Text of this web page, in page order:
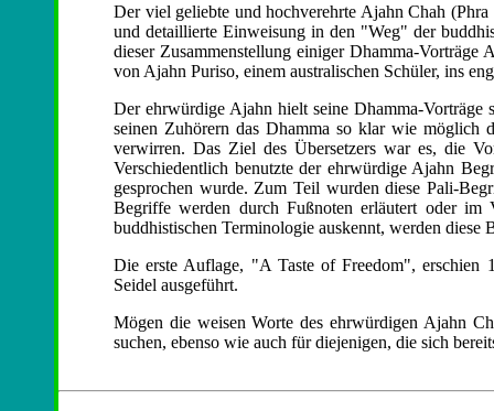
Der viel geliebte und hochverehrte Ajahn Chah
und detaillierte Einweisung in den "Weg" der
dieser Zusammenstellung einiger Dhamma-Vorträge
von Ajahn Puriso, einem australischen Schüler, ins
Der ehrwürdige Ajahn hielt seine Dhamma-Vorträge
seinen Zuhörern das Dhamma so klar wie möglich
verwirren. Das Ziel des Übersetzers war es, die
Verschiedentlich benutzte der ehrwürdige Ajahn
gesprochen wurde. Zum Teil wurden diese Pali-
Begriffe werden durch Fußnoten erläutert oder
buddhistischen Terminologie auskennt, werden diese
Die erste Auflage, "A Taste of Freedom", erschien
Seidel ausgeführt.
Mögen die weisen Worte des ehrwürdigen Ajahn
suchen, ebenso wie auch für diejenigen, die sich